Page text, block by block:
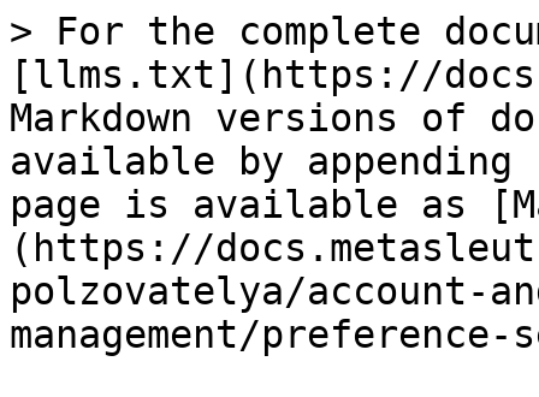
> For the complete
[llms.txt](https://
Markdown versions of
available by
page is available as
(https://
polzovatelya/account-
management/